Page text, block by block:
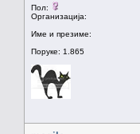
Пол:
Организација:
Име и презиме:
Поруке: 1.865